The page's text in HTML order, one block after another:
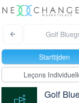
Golf
Starttijden
Leçons
Golf